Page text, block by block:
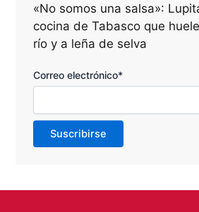
«No somos una salsa»:
cocina de Tabasco que
río y a leña de selva
Correo electrónico*